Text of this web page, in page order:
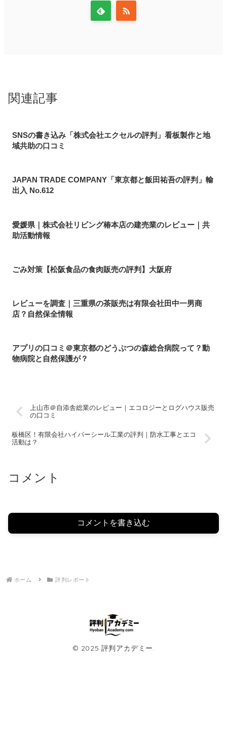
関連記事
SNSの書き込み「株式会社エクセルの評判」看板製作と地
域共助の口コミ
JAPAN TRADE COMPANY「東京都と飯田祐吾の評判」輸
出入 No.612
愛媛県｜株式会社リビング椿本店の建売業のレビュー｜共
助活動情報
ごみ対策【松阪食品の食肉販売の評判】大阪府
レビューを調査｜三重県の茶販売は有限会社田中一男商
店？自然保全情報
アプリの口コミ＠東京都のどうぶつの森総合病院って？動
物病院と自然保護が？
上山市＠自添舎総業のレビュー｜エコロジーとログハウス販売
の口コミ
板橋区！有限会社ハイパーシール工業の評判｜防水工事とエコ
活動は？
コメント
コメントを書き込む
ホーム 評判レポート
© 2025 評判アカデミー.